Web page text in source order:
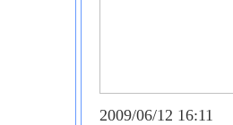
2009/06/12 16:11